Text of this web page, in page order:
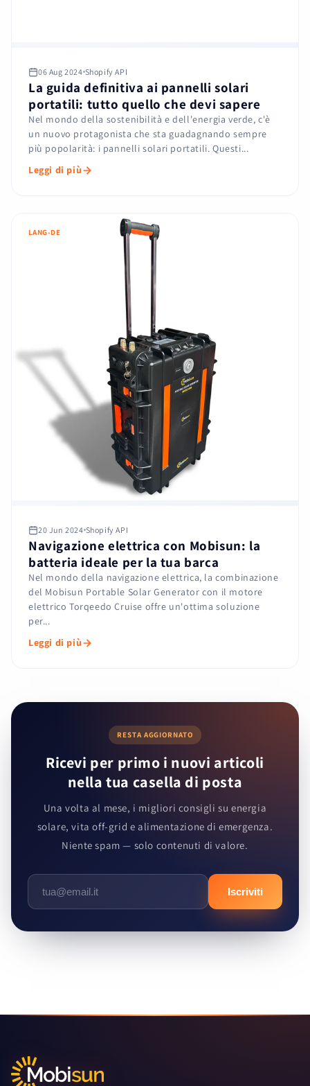
06 Aug 2024 Shopify API
La guida definitiva ai pannelli solari
portatili: tutto quello che devi sapere
Nel mondo della sostenibilità e dell'energia verde, c'è
un nuovo protagonista che sta guadagnando sempre
più popolarità: i pannelli solari portatili. Questi...
Leggi di più
LANG-DE
20 Jun 2024 Shopify API
Navigazione elettrica con Mobisun: la
batteria ideale per la tua barca
Nel mondo della navigazione elettrica, la combinazione
del Mobisun Portable Solar Generator con il motore
elettrico Torqeedo Cruise offre un'ottima soluzione
per...
Leggi di più
RESTA AGGIORNATO
Ricevi per primo i nuovi articoli
nella tua casella di posta
Una volta al mese, i migliori consigli su energia
solare, vita off-grid e alimentazione di emergenza.
Niente spam — solo contenuti di valore.
Iscriviti